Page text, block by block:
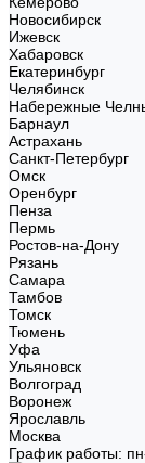
Новосибирск
Ижевск
Хабаровск
Екатеринбург
Челябинск
Набережные
Барнаул
Астрахань
Санкт-Петербург
Омск
Оренбург
Пенза
Пермь
Ростов-на-Дону
Рязань
Самара
Тамбов
Томск
Тюмень
Уфа
Ульяновск
Волгоград
Воронеж
Ярославль
Москва
График работы: